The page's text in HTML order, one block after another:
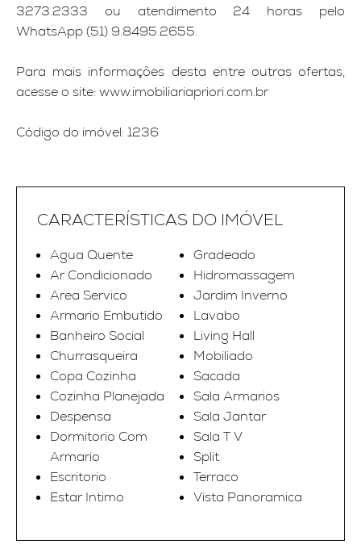
3273.2333 ou atendimento 24 horas pelo
WhatsApp (51) 9.8495.2655.
Para mais informações desta entre outras ofertas,
acesse o site: www.imobiliariapriori.com.br
Código do imóvel: 1236
CARACTERÍSTICAS DO IMÓVEL
Agua Quente
Ar Condicionado
Area Servico
Armario Embutido
Banheiro Social
Churrasqueira
Copa Cozinha
Cozinha Planejada
Despensa
Dormitorio Com
Armario
Escritorio
Estar Intimo
Gradeado
Hidromassagem
Jardim Inverno
Lavabo
Living Hall
Mobiliado
Sacada
Sala Armarios
Sala Jantar
Sala T V
Split
Terraco
Vista Panoramica